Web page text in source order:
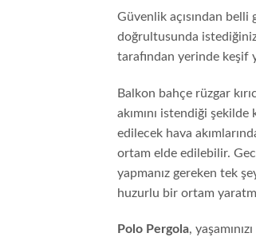
Güvenlik açısından
doğrultusunda
tarafından yerinde keşif
Balkon bahçe rüzgar
akımını istendiği
edilecek hava
ortam elde edilebilir.
yapmanız gereken tek
huzurlu bir ortam
Polo Pergola,